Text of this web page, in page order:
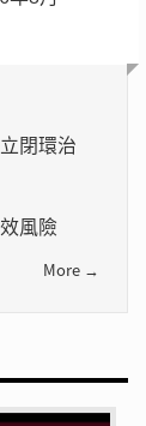
閉環治
風險
More →